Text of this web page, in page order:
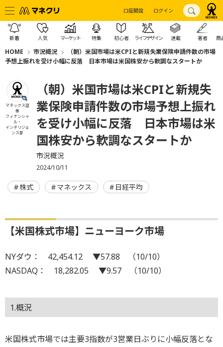
口座開設 ログイン
新着 人気 マーケット 特集 初心者 ライフデザイン 連載 著者 商
HOME 市況概況
（朝）米国市場は米CPIと新規失業保険申請件数の市場
予想上振れを受け小幅に反落 日本市場は米国株安から軟調なスタートか
マネックス証
券
フィナンシャ
ル・
インテリジェ
ンス部
（朝）米国市場は米CPIと新規失
業保険申請件数の市場予想上振れ
を受け小幅に反落 日本市場は米
国株安から軟調なスタートか
市況概況
2024/10/11
株式 マネックス 日経平均
【米国株式市場】ニューヨーク市場
NYダウ： 42,454.12 ▼57.88 （10/10）
NASDAQ： 18,282.05 ▼9.57 （10/10）
1.概況
米国株式市場では主要3指数が3営業日ぶりに小幅反落とな